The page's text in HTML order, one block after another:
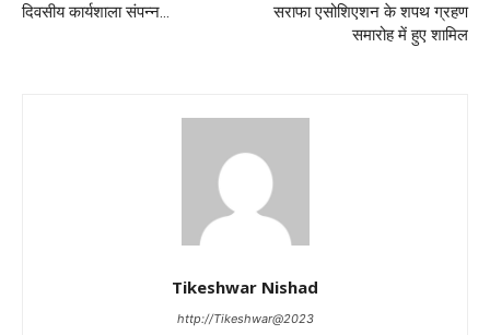
दिवसीय कार्यशाला संपन्न…
सराफा एसोशिएशन के शपथ ग्रहण
समारोह में हुए शामिल
Tikeshwar Nishad
http://Tikeshwar@2023